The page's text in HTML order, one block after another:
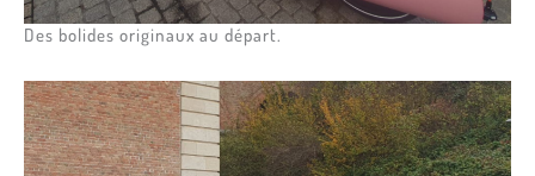
Des bolides originaux au départ.